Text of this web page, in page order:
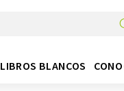
LIBROS BLANCOS